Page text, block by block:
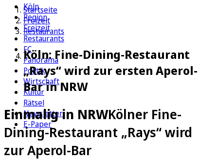
Köln
Region
Freizeit
Restaurants
FC
Panorama
Politik
Wirtschaft
Kultur
Rätsel
Newsletter
E-Paper
Startseite
Freizeit
Restaurants
Köln: Fine-Dining-Restaurant
„Rays“ wird zur ersten Aperol-
Bar in NRW
Einmalig in NRWKölner Fine-
Dining-Restaurant „Rays“ wird
zur Aperol-Bar